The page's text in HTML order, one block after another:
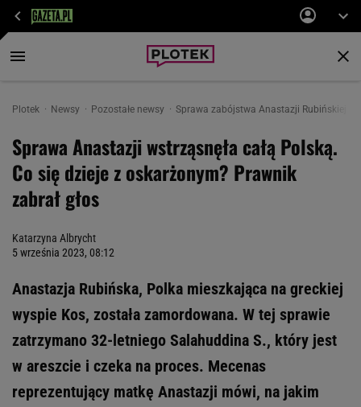
Plotek Newsy Pozostałe newsy Sprawa zabójstwa Anastazji Rubińskiej
Sprawa Anastazji wstrząsnęła całą Polską.
Co się dzieje z oskarżonym? Prawnik
zabrał głos
Katarzyna Albrycht
5 września 2023, 08:12
Anastazja Rubińska, Polka mieszkająca na greckiej
wyspie Kos, została zamordowana. W tej sprawie
zatrzymano 32-letniego Salahuddina S., który jest
w areszcie i czeka na proces. Mecenas
reprezentujący matkę Anastazji mówi, na jakim